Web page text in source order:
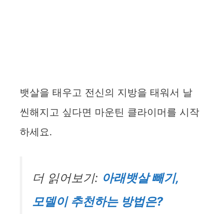
뱃살을 태우고 전신의 지방을 태워서 날
씬해지고 싶다면 마운틴 클라이머를 시작
하세요.
더 읽어보기: 아래뱃살 빼기,
모델이 추천하는 방법은?